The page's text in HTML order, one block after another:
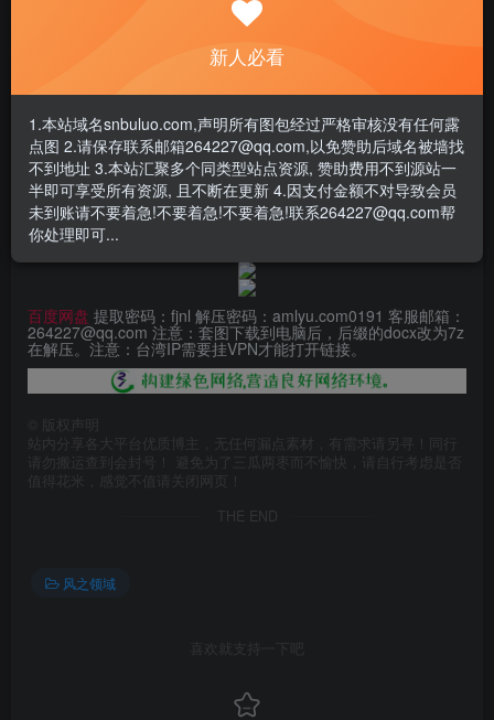
- 遇见解压密码不对、无法解压，请查看
- 资源失效/充值未到账/账号解禁...等问题请《提交工单》
此处内容已隐藏，赞助会员可见
请登录后查看特权
百度网盘 提取密码：fjnl 解压密码：amlyu.com0191 客服邮箱：
264227@qq.com 注意：套图下载到电脑后，后缀的docx改为7z
在解压。注意：台湾IP需要挂VPN才能打开链接。
版权声明
站内分享各大平台优质博主，无任何漏点素材，有需求请另寻！同行
请勿搬运查到会封号！ 避免为了三瓜两枣而不愉快，请自行考虑是否
值得花米，感觉不值请关闭网页！
THE END
风之领域
喜欢就支持一下吧
新人必看
1.本站域名snbuluo.com,声明所有图包经过严格审核没有任何露
点图 2.请保存联系邮箱264227@qq.com,以免赞助后域名被墙找
不到地址 3.本站汇聚多个同类型站点资源, 赞助费用不到源站一
半即可享受所有资源, 且不断在更新 4.因支付金额不对导致会员
未到账请不要着急!不要着急!不要着急!联系264227@qq.com帮
你处理即可...